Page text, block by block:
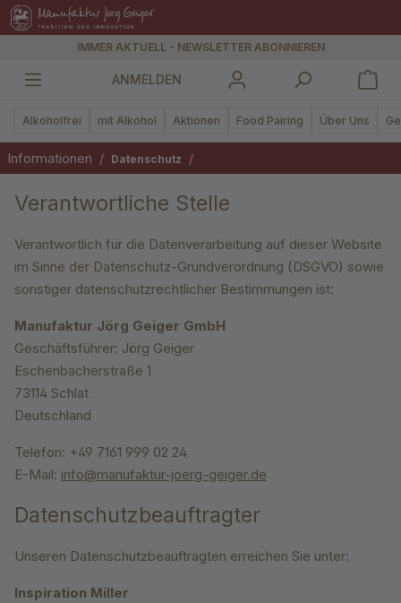
springen
IMMER AKTUELL - NEWSLETTER ABONNIEREN
ANMELDEN
Alkoholfrei mit Alkohol Aktionen Food Pairing Über Uns
Informationen / Datenschutz /
Verantwortliche Stelle
Verantwortlich für die Datenverarbeitung auf dieser Website
im Sinne der Datenschutz-Grundverordnung (DSGVO) sowie
sonstiger datenschutzrechtlicher Bestimmungen ist:
Manufaktur Jörg Geiger GmbH
Geschäftsführer: Jörg Geiger
Eschenbacherstraße 1
73114 Schlat
Deutschland
Telefon: +49 7161 999 02 24
E-Mail: info@manufaktur-joerg-geiger.de
Datenschutzbeauftragter
Unseren Datenschutzbeauftragten erreichen Sie unter:
Inspiration Miller